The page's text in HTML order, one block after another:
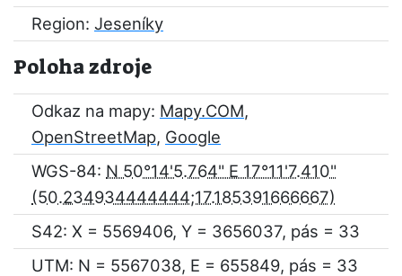
Region: Jeseníky
Poloha zdroje
Odkaz na mapy: Mapy.COM,
OpenStreetMap, Google
WGS-84: N 50°14'5.764" E 17°11'7.410"
S42: X = 5569406, Y = 3656037, pás = 33
UTM: N = 5567038, E = 655849, pás = 33